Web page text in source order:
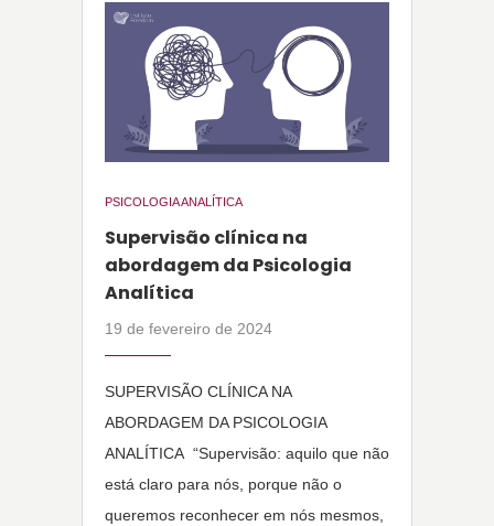
PSICOLOGIA ANALÍTICA
Supervisão clínica na
abordagem da Psicologia
Analítica
19 de fevereiro de 2024
SUPERVISÃO CLÍNICA NA
ABORDAGEM DA PSICOLOGIA
ANALÍTICA “Supervisão: aquilo que não
está claro para nós, porque não o
queremos reconhecer em nós mesmos,